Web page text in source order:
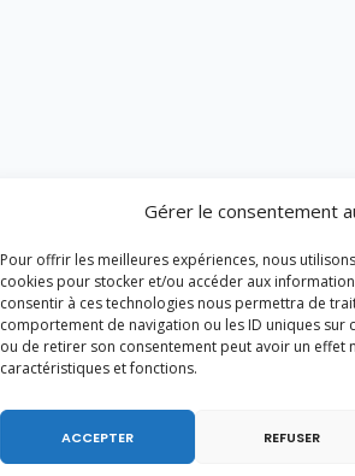
Gérer le consentement
Pour offrir les meilleures expériences, nous
cookies pour stocker et/ou accéder aux
consentir à ces technologies nous permettra de
comportement de navigation ou les ID uniques sur
ou de retirer son consentement peut avoir un effet
caractéristiques et fonctions.
ACCEPTER REFUSER